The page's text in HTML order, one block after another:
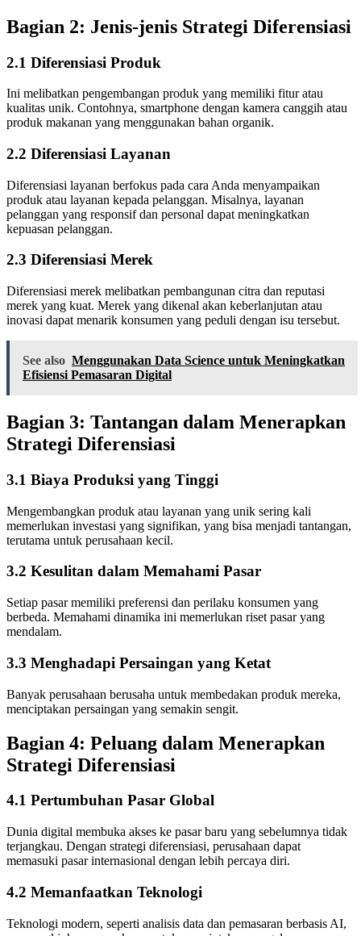
Bagian 2: Jenis-jenis Strategi Diferensiasi
2.1 Diferensiasi Produk
Ini melibatkan pengembangan produk yang memiliki fitur atau
kualitas unik. Contohnya, smartphone dengan kamera canggih atau
produk makanan yang menggunakan bahan organik.
2.2 Diferensiasi Layanan
Diferensiasi layanan berfokus pada cara Anda menyampaikan
produk atau layanan kepada pelanggan. Misalnya, layanan
pelanggan yang responsif dan personal dapat meningkatkan
kepuasan pelanggan.
2.3 Diferensiasi Merek
Diferensiasi merek melibatkan pembangunan citra dan reputasi
merek yang kuat. Merek yang dikenal akan keberlanjutan atau
inovasi dapat menarik konsumen yang peduli dengan isu tersebut.
See also Menggunakan Data Science untuk Meningkatkan
Efisiensi Pemasaran Digital
Bagian 3: Tantangan dalam Menerapkan
Strategi Diferensiasi
3.1 Biaya Produksi yang Tinggi
Mengembangkan produk atau layanan yang unik sering kali
memerlukan investasi yang signifikan, yang bisa menjadi tantangan,
terutama untuk perusahaan kecil.
3.2 Kesulitan dalam Memahami Pasar
Setiap pasar memiliki preferensi dan perilaku konsumen yang
berbeda. Memahami dinamika ini memerlukan riset pasar yang
mendalam.
3.3 Menghadapi Persaingan yang Ketat
Banyak perusahaan berusaha untuk membedakan produk mereka,
menciptakan persaingan yang semakin sengit.
Bagian 4: Peluang dalam Menerapkan
Strategi Diferensiasi
4.1 Pertumbuhan Pasar Global
Dunia digital membuka akses ke pasar baru yang sebelumnya tidak
terjangkau. Dengan strategi diferensiasi, perusahaan dapat
memasuki pasar internasional dengan lebih percaya diri.
4.2 Memanfaatkan Teknologi
Teknologi modern, seperti analisis data dan pemasaran berbasis AI,